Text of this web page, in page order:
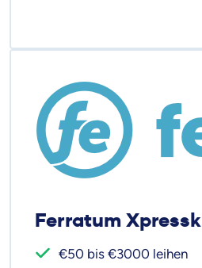
Ferratum
€50 bis €3000 leihen